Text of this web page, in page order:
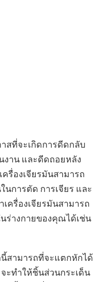
สที่จะเกิดการดีดกลับ
งาน และดีดถอยหลัง
รื่องเจียรมันสามารถ
การตัด การเจียร และ
รื่องเจียรมันสามารถ
ร่างกายของคุณได้เช่น